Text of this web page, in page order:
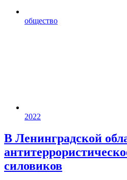
общество
2022
В Ленинградской
силовиков